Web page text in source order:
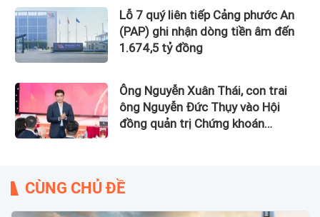
Lỗ 7 quý liên tiếp Cảng phước An
(PAP) ghi nhận dòng tiền âm đến
1.674,5 tỷ đồng
Ông Nguyễn Xuân Thái, con trai
ông Nguyễn Đức Thụy vào Hội
đồng quản trị Chứng khoán
CÙNG CHỦ ĐỀ